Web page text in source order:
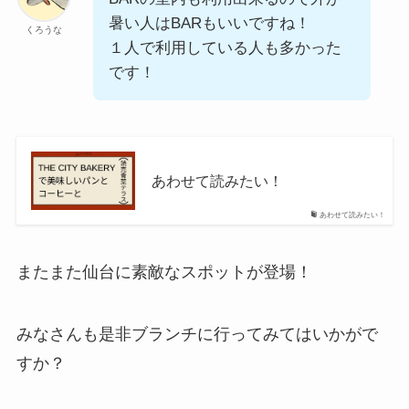
くろうな
暑い人はBARもいいですね！
１人で利用している人も多かった
です！
あわせて読みたい！
あわせて読みたい！
またまた仙台に素敵なスポットが登場！
みなさんも是非ブランチに行ってみてはいかがで
すか？